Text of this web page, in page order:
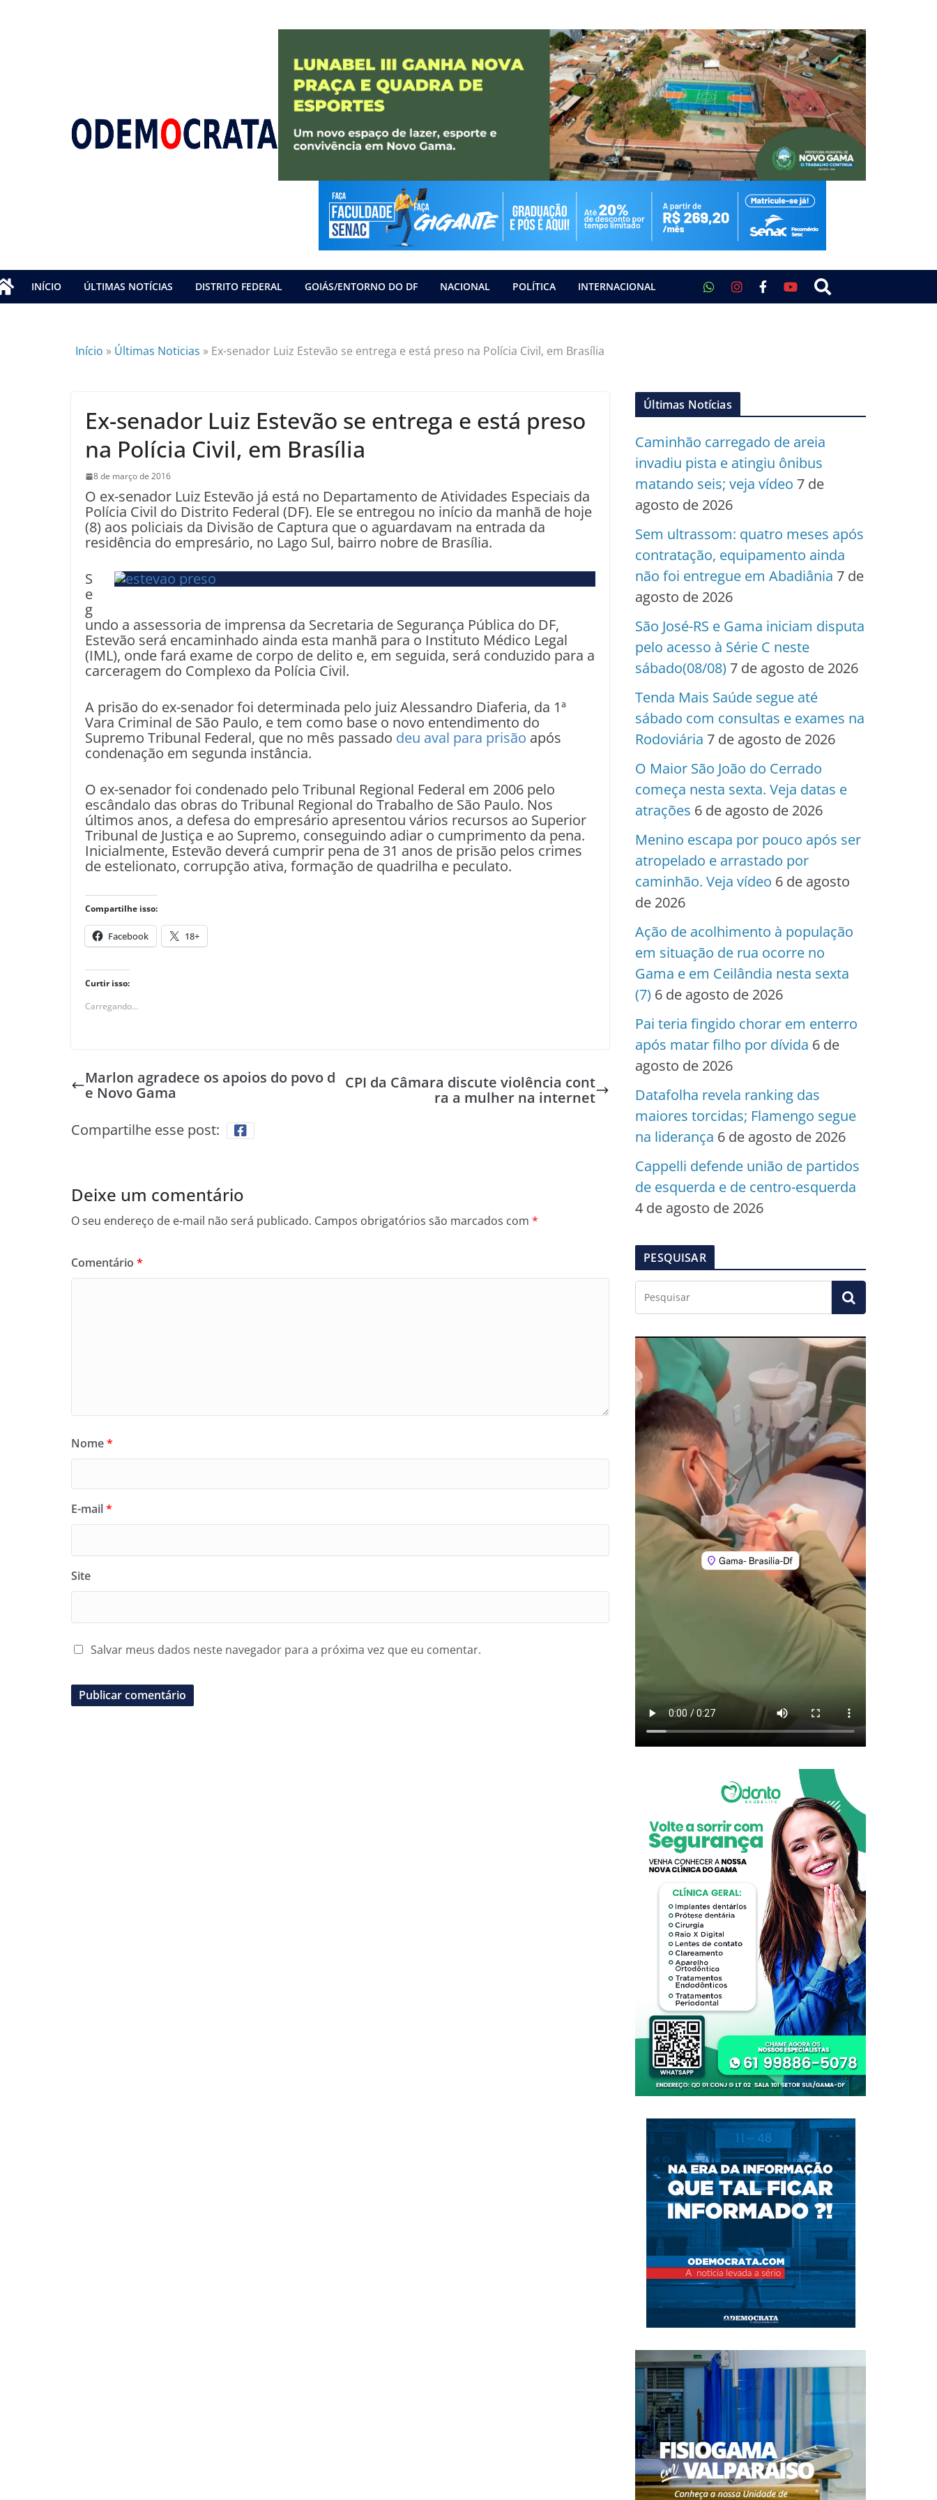
INÍCIO ÚLTIMAS NOTÍCIAS DISTRITO FEDERAL GOIÁS/ENTORNO DO DF NACIONAL POLÍTICA INTERNACIONAL
Início » Últimas Noticias » Ex-senador Luiz Estevão se entrega e está preso na Polícia Civil, em Brasília
Ex-senador Luiz Estevão se entrega e está preso
na Polícia Civil, em Brasília
8 de março de 2016
O ex-senador Luiz Estevão já está no Departamento de Atividades Especiais da
Polícia Civil do Distrito Federal (DF). Ele se entregou no início da manhã de hoje
(8) aos policiais da Divisão de Captura que o aguardavam na entrada da
residência do empresário, no Lago Sul, bairro nobre de Brasília.
S
e
g
undo a assessoria de imprensa da Secretaria de Segurança Pública do DF,
Estevão será encaminhado ainda esta manhã para o Instituto Médico Legal
(IML), onde fará exame de corpo de delito e, em seguida, será conduzido para a
carceragem do Complexo da Polícia Civil.
A prisão do ex-senador foi determinada pelo juiz Alessandro Diaferia, da 1ª
Vara Criminal de São Paulo, e tem como base o novo entendimento do
Supremo Tribunal Federal, que no mês passado deu aval para prisão após
condenação em segunda instância.
O ex-senador foi condenado pelo Tribunal Regional Federal em 2006 pelo
escândalo das obras do Tribunal Regional do Trabalho de São Paulo. Nos
últimos anos, a defesa do empresário apresentou vários recursos ao Superior
Tribunal de Justiça e ao Supremo, conseguindo adiar o cumprimento da pena.
Inicialmente, Estevão deverá cumprir pena de 31 anos de prisão pelos crimes
de estelionato, corrupção ativa, formação de quadrilha e peculato.
Compartilhe isso:
Facebook 18+
Curtir isso:
Carregando...
Marlon agradece os apoios do povo d
e Novo Gama
CPI da Câmara discute violência cont
ra a mulher na internet
Compartilhe esse post:
Deixe um comentário
O seu endereço de e-mail não será publicado. Campos obrigatórios são marcados com *
Comentário *
Nome*
E-mail*
Site
Salvar meus dados neste navegador para a próxima vez que eu comentar.
Últimas Notícias
Caminhão carregado de areia
invadiu pista e atingiu ônibus
matando seis; veja vídeo 7 de
agosto de 2026
Sem ultrassom: quatro meses após
contratação, equipamento ainda
não foi entregue em Abadiânia 7 de
agosto de 2026
São José-RS e Gama iniciam disputa
pelo acesso à Série C neste
sábado(08/08) 7 de agosto de 2026
Tenda Mais Saúde segue até
sábado com consultas e exames na
Rodoviária 7 de agosto de 2026
O Maior São João do Cerrado
começa nesta sexta. Veja datas e
atrações 6 de agosto de 2026
Menino escapa por pouco após ser
atropelado e arrastado por
caminhão. Veja vídeo 6 de agosto
de 2026
Ação de acolhimento à população
em situação de rua ocorre no
Gama e em Ceilândia nesta sexta
(7) 6 de agosto de 2026
Pai teria fingido chorar em enterro
após matar filho por dívida 6 de
agosto de 2026
Datafolha revela ranking das
maiores torcidas; Flamengo segue
na liderança 6 de agosto de 2026
Cappelli defende união de partidos
de esquerda e de centro-esquerda
4 de agosto de 2026
PESQUISAR